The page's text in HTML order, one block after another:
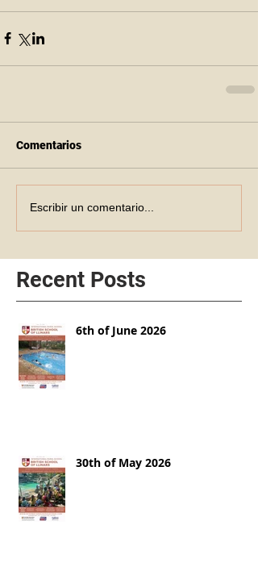
Comentarios
Escribir un comentario...
Recent Posts
6th of June 2026
30th of May 2026